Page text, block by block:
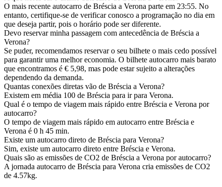
O mais recente autocarro de Bréscia a Verona parte em 23:55. No
entanto, certifique-se de verificar conosco a programação no dia em
que deseja partir, pois o horário pode ser diferente.
Devo reservar minha passagem com antecedência de Bréscia a
Verona?
Se puder, recomendamos reservar o seu bilhete o mais cedo possível
para garantir uma melhor economia. O bilhete autocarro mais barato
que encontramos é € 5,98, mas pode estar sujeito a alterações
dependendo da demanda.
Quantas conexões diretas vão de Bréscia a Verona?
Existem em média 100 de Bréscia para ir para Verona.
Qual é o tempo de viagem mais rápido entre Bréscia e Verona por
autocarro?
O tempo de viagem mais rápido em autocarro entre Bréscia e
Verona é 0 h 45 min.
Existe um autocarro direto de Bréscia para Verona?
Sim, existe um autocarro direto entre Bréscia e Verona.
Quais são as emissões de CO2 de Bréscia a Verona por autocarro?
A jornada autocarro de Bréscia para Verona cria emissões de CO2
de 4.57kg.